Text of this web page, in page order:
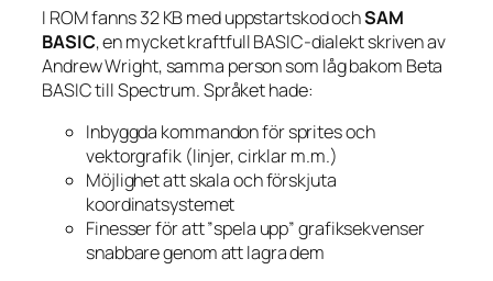
I ROM fanns 32 KB med uppstarts­kod ochSAM
BASIC, en mycket kraftfull BASIC-dialekt skriven av
Andrew Wright, samma person som låg bakom Beta
BASIC till Spectrum. Språket hade:
Inbyggda kommandon för sprites och
vektorgrafik (linjer, cirklar m.m.)
Möjlighet att skala och förskjuta
koordinatsystemet
Finesser för att ”spela upp” grafiksekvenser
snabbare genom att lagra dem